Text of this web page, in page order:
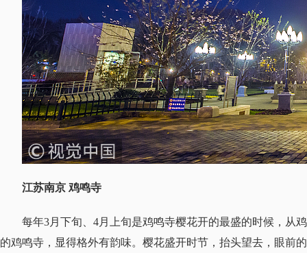
江苏南京 鸡鸣寺
每年3月下旬、4月上旬是鸡鸣寺樱花开的最盛的时候，从
的鸡鸣寺，显得格外有韵味。樱花盛开时节，抬头望去，眼前